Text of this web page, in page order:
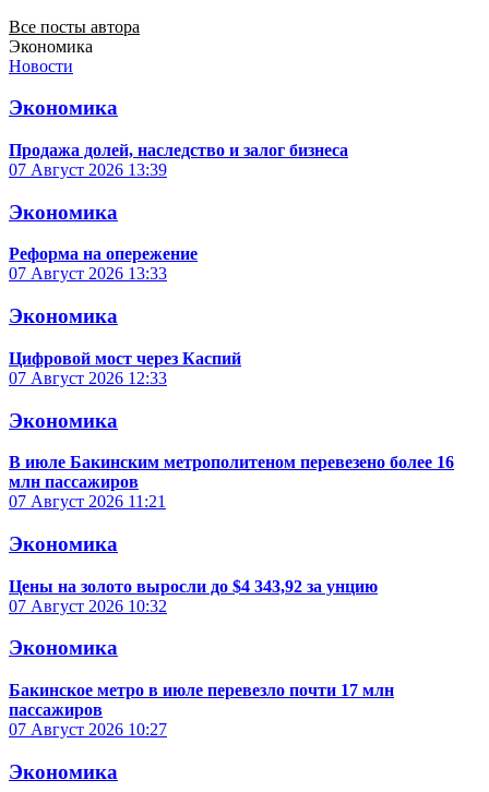
Все посты автора
Экономика
Новости
Экономика
Продажа долей, наследство и залог бизнеса
07 Август 2026 13:39
Экономика
Реформа на опережение
07 Август 2026 13:33
Экономика
Цифровой мост через Каспий
07 Август 2026 12:33
Экономика
В июле Бакинским метрополитеном перевезено более 16
млн пассажиров
07 Август 2026 11:21
Экономика
Цены на золото выросли до $4 343,92 за унцию
07 Август 2026 10:32
Экономика
Бакинское метро в июле перевезло почти 17 млн
пассажиров
07 Август 2026 10:27
Экономика